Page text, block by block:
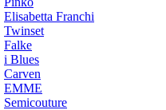
Elisabetta Franchi
Twinset
Falke
i Blues
Carven
EMME
Semicouture